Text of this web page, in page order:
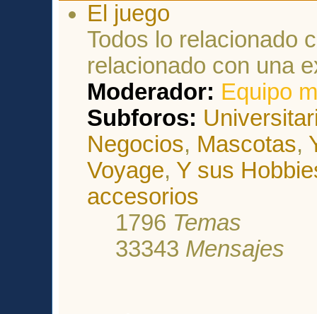
El juego
Todos lo relacionado
relacionado con una
Moderador: Equipo
Subforos:
Negocios, Mascotas,
Voyage, Y sus
accesorios
1796 Temas
33343 Mensajes